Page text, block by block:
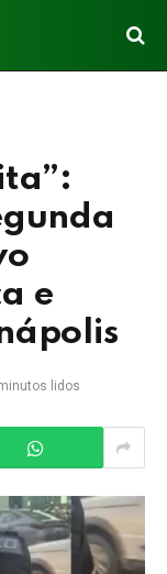
e
lidos